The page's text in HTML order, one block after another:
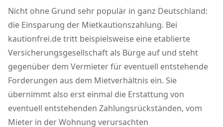
Nicht ohne Grund sehr populär in ganz Deutschland:
die Einsparung der Mietkautionszahlung. Bei
kautionfrei.de tritt beispielsweise eine etablierte
Versicherungsgesellschaft als Bürge auf und steht
gegenüber dem Vermieter für eventuell entstehende
Forderungen aus dem Mietverhältnis ein. Sie
übernimmt also erst einmal die Erstattung von
eventuell entstehenden Zahlungsrückständen, vom
Mieter in der Wohnung verursachten